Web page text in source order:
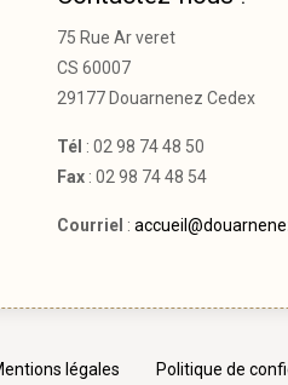
75 Rue Ar veret
CS 60007
29177 Douarnenez Cedex
Tél : 02 98 74 48 50
Fax: 02 98 74 48 54
Courriel :
légales Politique de